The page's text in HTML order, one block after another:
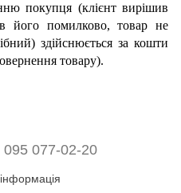
покупця (клієнт вирішив
його помилково, товар не
здійснюється за кошти
товару).
095 077-02-20